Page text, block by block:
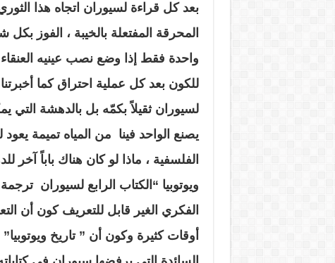
بعد كل قراءة لسيوران اتجاه هذا
المحرقة المفتعلة بالخيبة ، الفوز
واحدة فقط إذا وضع نصب عينيه العنقاء
للكون بعد كل عملية احتراق كما
لسيوران ثقيلاً بكمّه بل بالدهشة
يصنع الواحد فينا من المياه تميمة
الفلسفية ، ماذا لو كان هناك باباً
ويوتوبيا “الكتاب الرابع لسيوران
الفكري الغير قابل للتعريف كون أن
أوقات كثيرة وكون أن ” تاريخ